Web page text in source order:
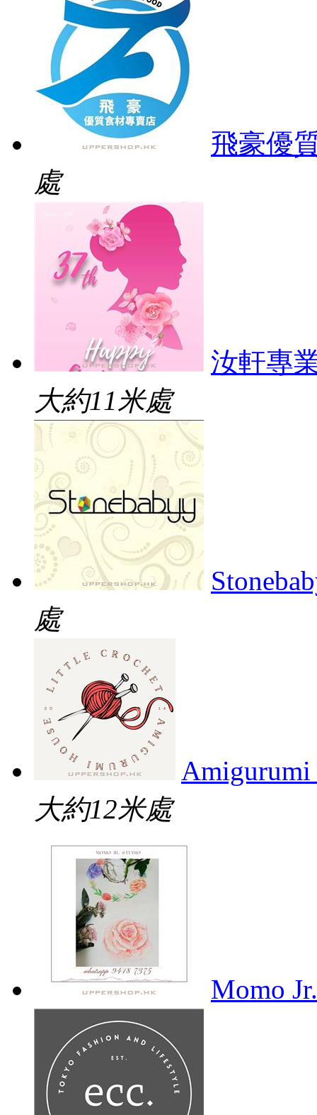
飛豪優
處
汝軒專
大約11米處
處
Amigurumi
大約12米處
Momo